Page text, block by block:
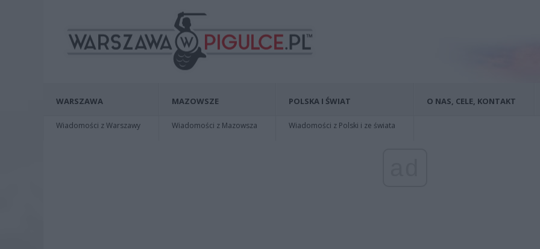
WARSZAWA
Wiadomości z Warszawy
MAZOWSZE
Wiadomości z Mazowsza
POLSKA I ŚWIAT
Wiadomości z Polski i ze świata
O NAS, CELE, KONTAKT